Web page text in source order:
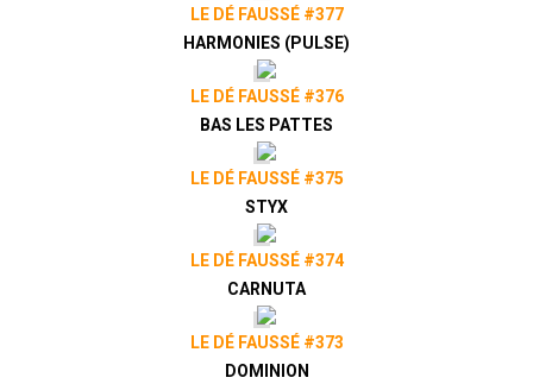
LE DÉ FAUSSÉ #377
HARMONIES (PULSE)
LE DÉ FAUSSÉ #376
BAS LES PATTES
LE DÉ FAUSSÉ #375
STYX
LE DÉ FAUSSÉ #374
CARNUTA
LE DÉ FAUSSÉ #373
DOMINION